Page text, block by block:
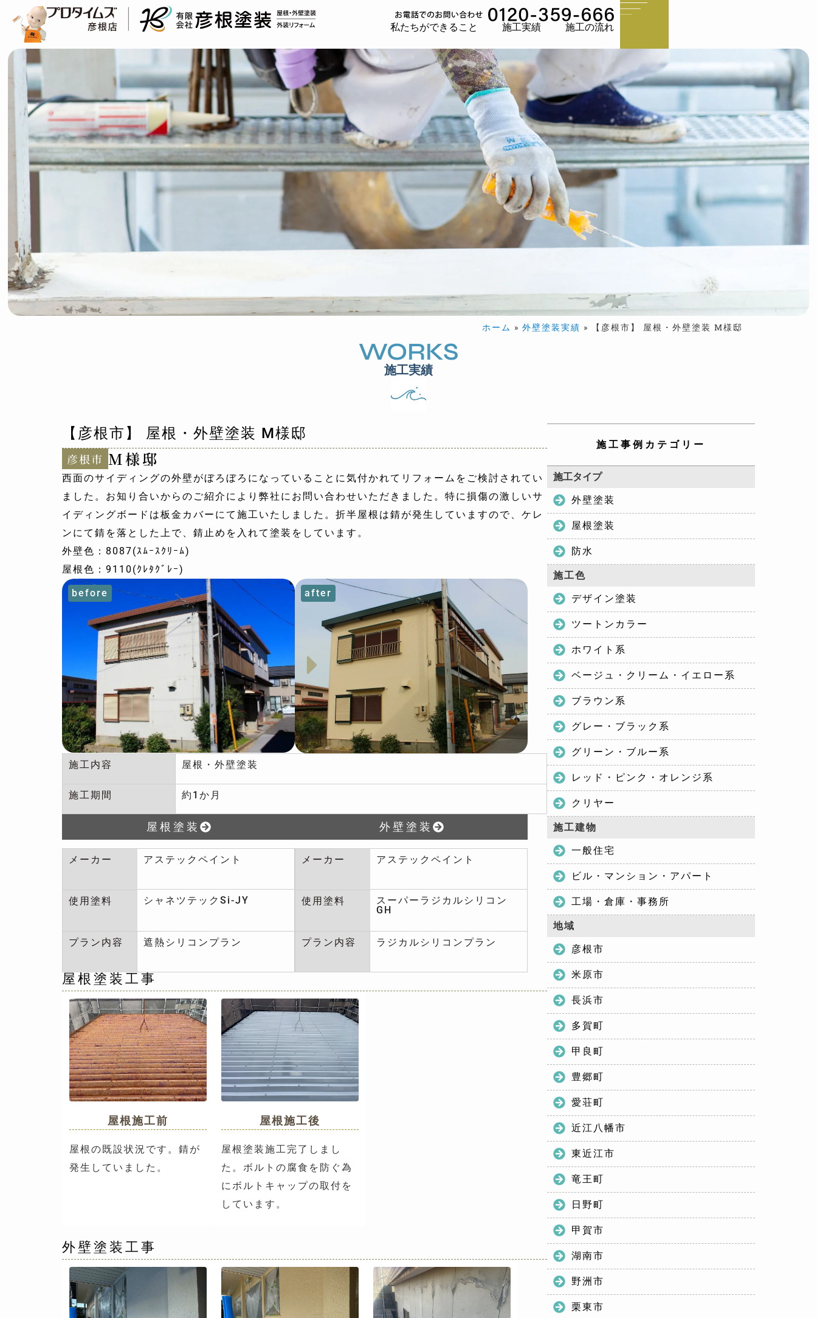
私たちができること 施工実績 施工の流れ
ホーム » 外壁塗装実績 » 【彦根市】 屋根・外壁塗装 М様邸
WORKS
施工実績
【彦根市】 屋根・外壁塗装 М様邸
彦根市 M様邸
西面のサイディングの外壁がぼろぼろになっていることに気付かれてリフォームをご検討されてい
ました。お知り合いからのご紹介により弊社にお問い合わせいただきました。特に損傷の激しいサ
イディングボードは板金カバーにて施工いたしました。折半屋根は錆が発生していますので、ケレ
ンにて錆を落とした上で、錆止めを入れて塗装をしています。
外壁色：8087(ｽﾑｰｽｸﾘｰﾑ)
屋根色：9110(ｸﾚﾀｸﾞﾚｰ)
before after
施工内容 屋根・外壁塗装
施工期間 約1か月
屋根塗装
メーカー アステックペイント
使用塗料 シャネツテックSi-JY
プラン内容 遮熱シリコンプラン
外壁塗装
メーカー アステックペイント
使用塗料
スーパーラジカルシリコン
GH
プラン内容 ラジカルシリコンプラン
屋根塗装工事
屋根施工前
屋根の既設状況です。錆が
発生していました。
屋根施工後
屋根塗装施工完了しまし
た。ボルトの腐食を防ぐ為
にボルトキャップの取付を
しています。
外壁塗装工事
施工事例カテゴリー
施工タイプ
外壁塗装
屋根塗装
防水
施工色
デザイン塗装
ツートンカラー
ホワイト系
ベージュ・クリーム・イエロー系
ブラウン系
グレー・ブラック系
グリーン・ブルー系
レッド・ピンク・オレンジ系
クリヤー
施工建物
一般住宅
ビル・マンション・アパート
工場・倉庫・事務所
地域
彦根市
米原市
長浜市
多賀町
甲良町
豊郷町
愛荘町
近江八幡市
東近江市
竜王町
日野町
甲賀市
湖南市
野洲市
栗東市